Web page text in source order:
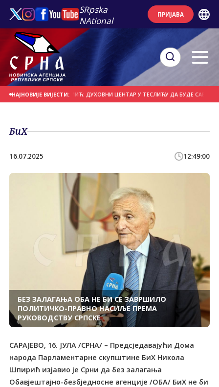
SRpska
NAtional
ПРИЈАВА
НАЈНОВИЈЕ ВИЈЕСТИ:
ЗВОРНИКА РОМИЋ: ДУХОВНИ ЦЕНТАР У ТЕСЛИЋУ ДА БУДЕ САБИРНО
БиХ
16.07.2025 12:49:00
БЕЗ ЗАЛАГАЊА ОБА НЕ БИ СЕ ЗАВРШИЛО
ПОЛИТИЧКО-ПРАВНО НАСИЉЕ ПРЕМА
РУКОВОДСТВУ СРПСКЕ
САРАЈЕВО, 16. ЈУЛА /СРНА/ – Предсједавајући Дома
народа Парламентарне скупштине БиХ Никола
Шпирић изјавио је Срни да без залагања
Обавјештајно-безбједносне агенције /ОБА/ БиХ не би